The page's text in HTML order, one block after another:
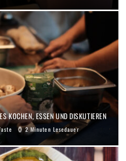
KOCHEN, ESSEN UND DISKUTIEREN
2 Minuten Lesedauer